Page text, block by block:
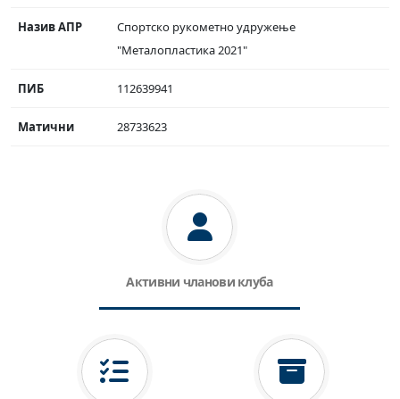
Назив АПР
Спортско рукометно удружење
"Металопластика 2021"
ПИБ 112639941
Матични 28733623
Активни чланови клуба